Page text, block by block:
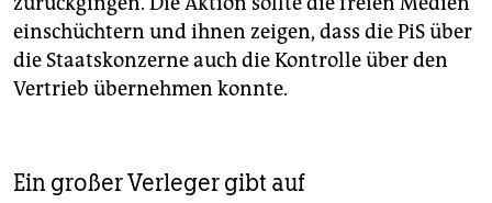
einschüchtern und ihnen zeigen, dass die PiS über
die Staatskonzerne auch die Kontrolle über den
Vertrieb übernehmen konnte.
Ein großer Verleger gibt auf